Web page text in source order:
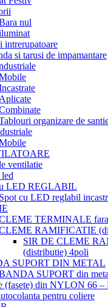
nul
intrerupatoare
si tarusi de impamantare
Aplicate
organizare de
ventilatie
LED REGLABIL
Spot cu LED reglabil
TERMINALE
RAMIFICATIE
SIR DE CLEME
(distributie) 4poli
SUPORT DIN METAL
SUPORT din
(fasete) din NYLON 66 –
pentru coliere